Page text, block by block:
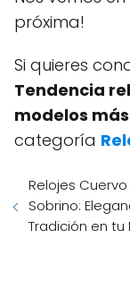
próxima!
Si quieres
Tendencia
modelos
categoría
Relojes Cuervo
Sobrino:
Tradición en tu